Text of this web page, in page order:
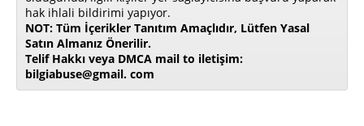
hak ihlali bildirimi yapıyor.
NOT: Tüm İçerikler Tanıtım Amaçlıdır, Lütfen Yasal
Satın Almanız Önerilir.
Telif Hakkı veya DMCA mail to iletişim:
bilgiabuse@gmail. com